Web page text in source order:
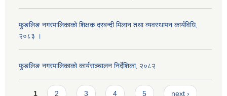
फुङलिङ नगरपालिकाको शिक्षक दरबन्दी मिलान तथा व्यवस्थापन कार्यविधि,
२०८३ ।
फुङलिङ नगरपालिकाको कार्यसञ्चालन निर्देशिका‚ २०८२
1 2 3 4 5 next ›